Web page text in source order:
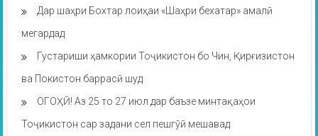
Дар шаҳри Бохтар лоиҳаи «Шаҳри бехатар» амалӣ
мегардад
Густариши ҳамкории Тоҷикистон бо Чин, Қирғизистон
ва Покистон баррасӣ шуд
ОГОҲӢ! Аз 25 то 27 июл дар баъзе минтақаҳои
Тоҷикистон сар задани сел пешгӯӣ мешавад